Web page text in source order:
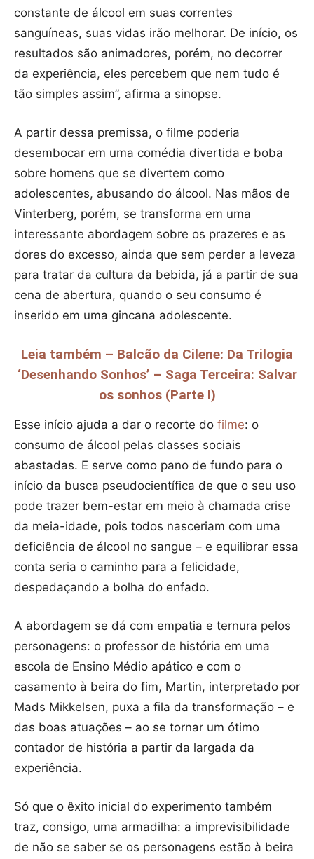
constante de álcool em suas correntes
sanguíneas, suas vidas irão melhorar. De início, os
resultados são animadores, porém, no decorrer
da experiência, eles percebem que nem tudo é
tão simples assim”, afirma a sinopse.
A partir dessa premissa, o filme poderia
desembocar em uma comédia divertida e boba
sobre homens que se divertem como
adolescentes, abusando do álcool. Nas mãos de
Vinterberg, porém, se transforma em uma
interessante abordagem sobre os prazeres e as
dores do excesso, ainda que sem perder a leveza
para tratar da cultura da bebida, já a partir de sua
cena de abertura, quando o seu consumo é
inserido em uma gincana adolescente.
Leia também – Balcão da Cilene: Da Trilogia
‘Desenhando Sonhos’ – Saga Terceira: Salvar
os sonhos (Parte I)
Esse início ajuda a dar o recorte do filme: o
consumo de álcool pelas classes sociais
abastadas. E serve como pano de fundo para o
início da busca pseudocientífica de que o seu uso
pode trazer bem-estar em meio à chamada crise
da meia-idade, pois todos nasceriam com uma
deficiência de álcool no sangue – e equilibrar essa
conta seria o caminho para a felicidade,
despedaçando a bolha do enfado.
A abordagem se dá com empatia e ternura pelos
personagens: o professor de história em uma
escola de Ensino Médio apático e com o
casamento à beira do fim, Martin, interpretado por
Mads Mikkelsen, puxa a fila da transformação – e
das boas atuações – ao se tornar um ótimo
contador de história a partir da largada da
experiência.
Só que o êxito inicial do experimento também
traz, consigo, uma armadilha: a imprevisibilidade
de não se saber se os personagens estão à beira